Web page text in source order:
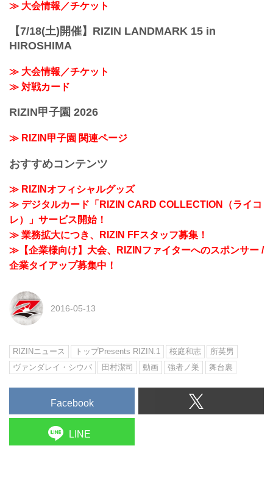
≫ 大会情報／チケット
【7/18(土)開催】RIZIN LANDMARK 15 in
HIROSHIMA
≫ 大会情報／チケット
≫ 対戦カード
RIZIN甲子園 2026
≫ RIZIN甲子園 関連ページ
おすすめコンテンツ
≫ RIZINオフィシャルグッズ
≫ デジタルカード「RIZIN CARD COLLECTION（ライコ
レ）」サービス開始！
≫ 業務拡大につき、RIZIN FFスタッフ募集！
≫【企業様向け】大会、RIZINファイターへのスポンサー /
企業タイアップ募集中！
2016-05-13
RIZINニュース トップPresents RIZIN.1 桜庭和志
所英男
ヴァンダレイ・シウバ
田村潔司 動画 強者ノ巣 舞台裏
Facebook
LINE